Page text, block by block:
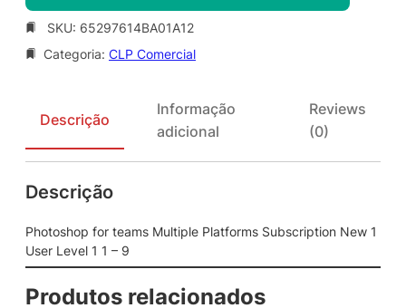
SKU: 65297614BA01A12
Categoria: CLP Comercial
Descrição
Informação
adicional
Reviews
(0)
Descrição
Photoshop for teams Multiple Platforms Subscription New 1
User Level 1 1 – 9
Produtos relacionados